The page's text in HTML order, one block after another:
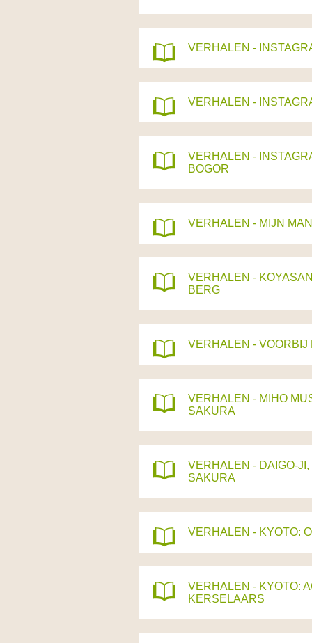
VERHALEN -
VERHALEN -
VERHALEN -
BOGOR
VERHALEN - MIJN
VERHALEN -
BERG
VERHALEN -
VERHALEN - MIHO
SAKURA
VERHALEN - DAIGO-
SAKURA
VERHALEN - KYOTO:
VERHALEN - KYOTO:
KERSELAARS